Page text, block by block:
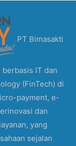
PT Bimasakti
IT dan
(FinTech) di
payment, e-
dan
yang
sejalan